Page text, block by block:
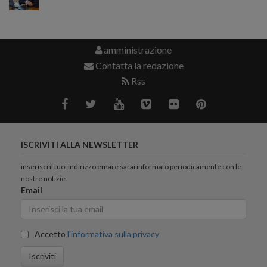
amministrazione
Contatta la redazione
Rss
ISCRIVITI ALLA NEWSLETTER
inserisci il tuoi indirizzo emai e sarai informato periodicamente con le
nostre notizie.
Email
Accetto l'informativa sulla privacy
Iscriviti